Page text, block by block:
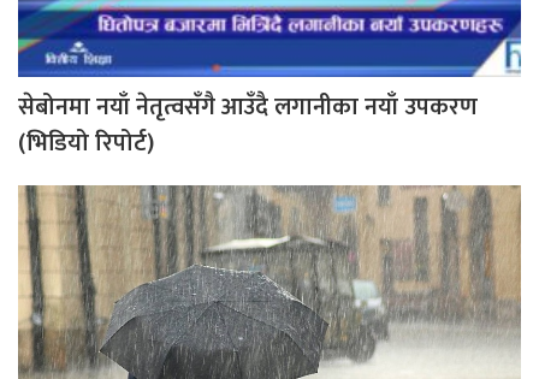
सेबोनमा नयाँ नेतृत्वसँगै आउँदै लगानीका नयाँ उपकरण
(भिडियो रिपोर्ट)